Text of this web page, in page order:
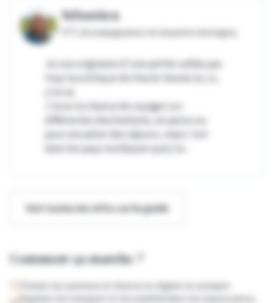
Sébastien
VTT, Accompagnateur en moyenne montagne,
Je suis originaire d'une petite vallée pas
trop touristique de Haute Savoie (si, si,
J'ai eu la chance de voyager sur
différentes destinations, en perso ou
pour encadrer des séjours, mais c'est
dans les pays nordiques que j'ai...
Voir toutes les infos sur le guide
Comment ça marche ?
Choisis ton aventure et réserve en réglant un acompte